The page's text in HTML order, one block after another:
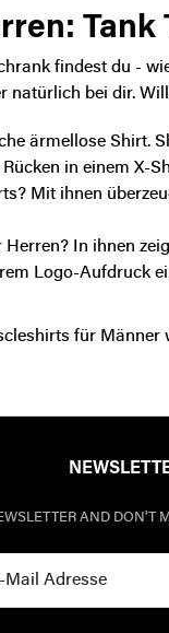
Tank
findest du -
natürlich bei dir.
ärmellose Shirt.
in einem X-
? Mit ihnen
Herren? In ihnen
Logo-Aufdruck
für Männer
AND DON'T